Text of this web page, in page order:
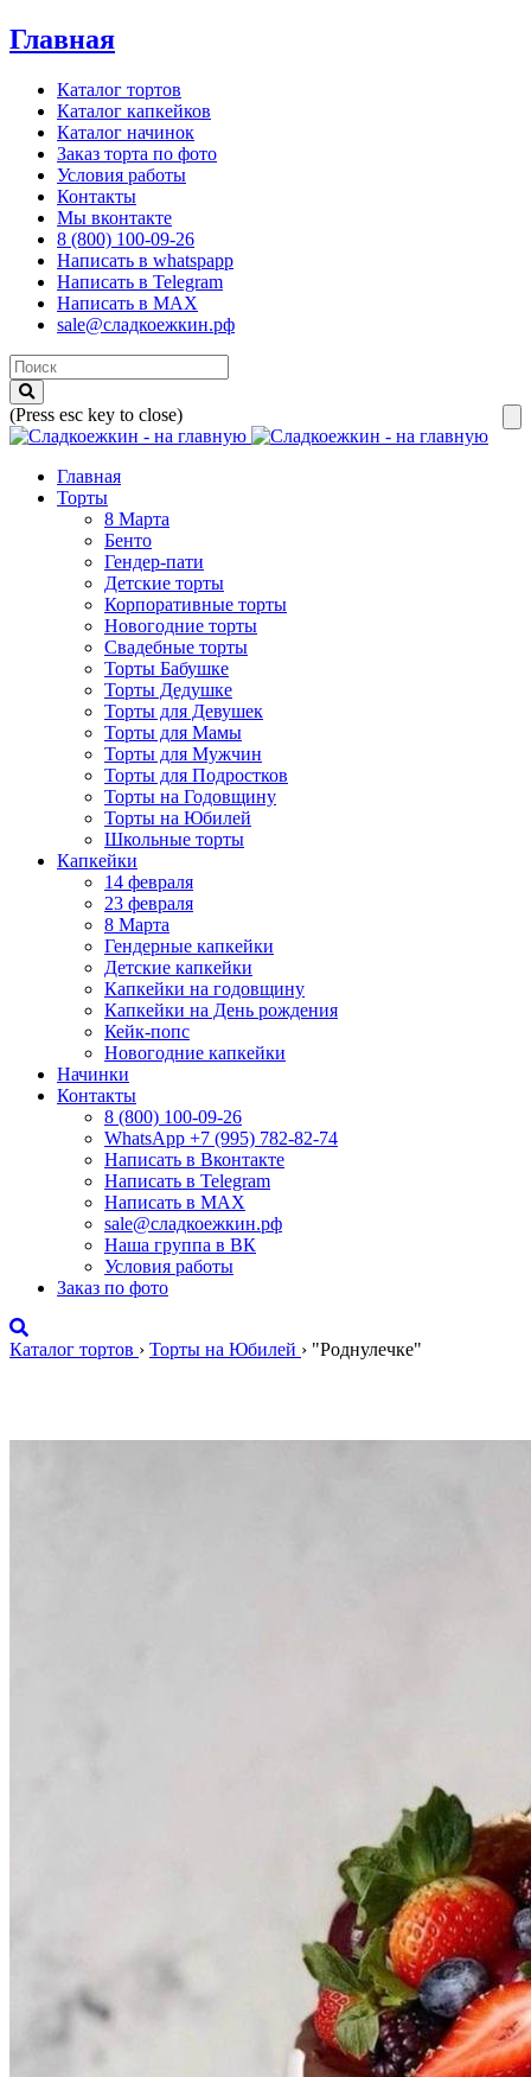
Главная
Каталог тортов
Каталог капкейков
Каталог начинок
Заказ торта по фото
Условия работы
Контакты
Мы вконтакте
8 (800) 100-09-26
Написать в whatspapp
Написать в Telegram
Написать в MAX
sale@сладкоежкин.рф
(Press esc key to close)
Главная
Торты
8 Марта
Бенто
Гендер-пати
Детские торты
Корпоративные торты
Новогодние торты
Свадебные торты
Торты Бабушке
Торты Дедушке
Торты для Девушек
Торты для Мамы
Торты для Мужчин
Торты для Подростков
Торты на Годовщину
Торты на Юбилей
Школьные торты
Капкейки
14 февраля
23 февраля
8 Марта
Гендерные капкейки
Детские капкейки
Капкейки на годовщину
Капкейки на День рождения
Кейк-попс
Новогодние капкейки
Начинки
Контакты
8 (800) 100-09-26
WhatsApp +7 (995) 782-82-74
Написать в Вконтакте
Написать в Telegram
Написать в MAX
sale@сладкоежкин.рф
Наша группа в ВК
Условия работы
Заказ по фото
Каталог тортов › Торты на Юбилей › "Роднулечке"